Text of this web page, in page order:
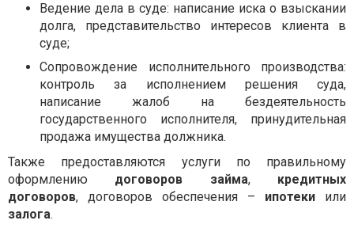
Ведение дела в суде: написание иска о взыскании
долга, представительство интересов клиента в
суде;
Сопровождение исполнительного производства:
контроль за исполнением решения суда,
написание жалоб на бездеятельность
государственного исполнителя, принудительная
продажа имущества должника.
Также предоставляются услуги по правильному
оформлению договоров займа, кредитных
договоров, договоров обеспечения – ипотеки или
залога.